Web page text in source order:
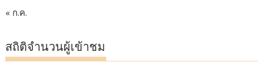
« ก.ค.
สถิติจำนวนผู้เข้าชม